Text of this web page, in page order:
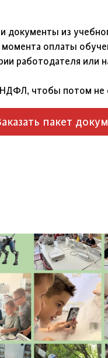
документы из
оплаты
работодателя или
чтобы потом
пакет